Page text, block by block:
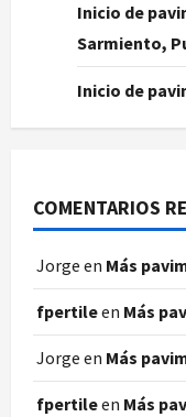
Inicio de
Sarmiento,
Inicio de
COMENTARIOS
Jorge en Más
fpertileen Más
Jorge en Más
fpertileen Más